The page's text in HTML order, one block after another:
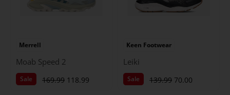
Merrell
Moab Speed 2
Sale 169.99 118.99
Keen Footwear
Leiki
Sale 139.99 70.00